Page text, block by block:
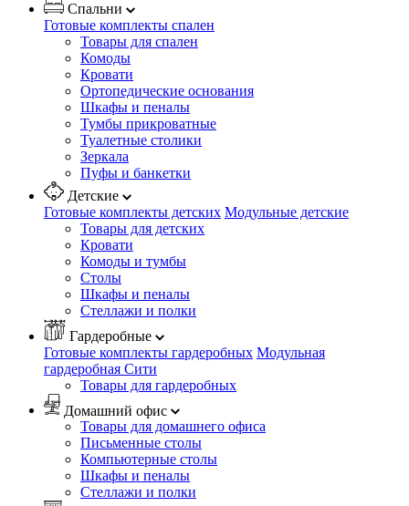
Спальни
Готовые комплекты спален
Товары для спален
Комоды
Кровати
Ортопедические основания
Шкафы и пеналы
Тумбы прикроватные
Туалетные столики
Зеркала
Пуфы и банкетки
Детские
Готовые комплекты детских Модульные детские
Товары для детских
Кровати
Комоды и тумбы
Столы
Шкафы и пеналы
Стеллажи и полки
Гардеробные
Готовые комплекты гардеробных Модульная
гардеробная Сити
Товары для гардеробных
Домашний офис
Товары для домашнего офиса
Письменные столы
Компьютерные столы
Шкафы и пеналы
Стеллажи и полки